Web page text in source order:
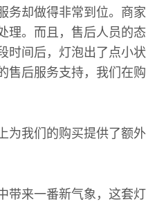
务却做得非常到位。商家
理。而且，售后人员的态
时间后，灯泡出了点小状
售后服务支持，我们在购
为我们的购买提供了额外
带来一番新气象，这套灯